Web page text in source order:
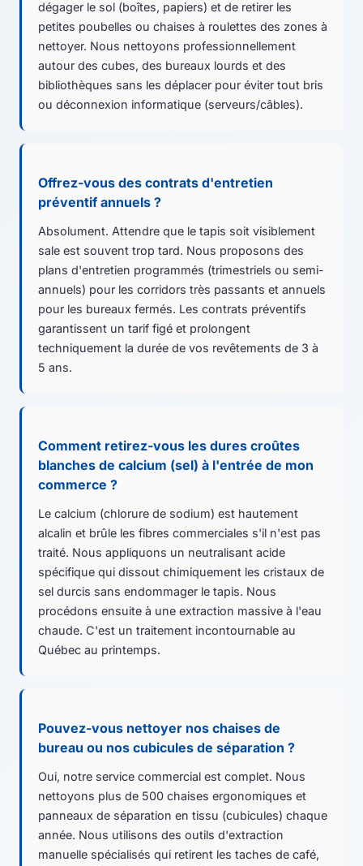
dégager le sol (boîtes, papiers) et de retirer les
petites poubelles ou chaises à roulettes des zones à
nettoyer. Nous nettoyons professionnellement
autour des cubes, des bureaux lourds et des
bibliothèques sans les déplacer pour éviter tout bris
ou déconnexion informatique (serveurs/câbles).
Offrez-vous des contrats d'entretien
préventif annuels ?
Absolument. Attendre que le tapis soit visiblement
sale est souvent trop tard. Nous proposons des
plans d'entretien programmés (trimestriels ou semi-
annuels) pour les corridors très passants et annuels
pour les bureaux fermés. Les contrats préventifs
garantissent un tarif figé et prolongent
techniquement la durée de vos revêtements de 3 à
5 ans.
Comment retirez-vous les dures croûtes
blanches de calcium (sel) à l'entrée de mon
commerce ?
Le calcium (chlorure de sodium) est hautement
alcalin et brûle les fibres commerciales s'il n'est pas
traité. Nous appliquons un neutralisant acide
spécifique qui dissout chimiquement les cristaux de
sel durcis sans endommager le tapis. Nous
procédons ensuite à une extraction massive à l'eau
chaude. C'est un traitement incontournable au
Québec au printemps.
Pouvez-vous nettoyer nos chaises de
bureau ou nos cubicules de séparation ?
Oui, notre service commercial est complet. Nous
nettoyons plus de 500 chaises ergonomiques et
panneaux de séparation en tissu (cubicules) chaque
année. Nous utilisons des outils d'extraction
manuelle spécialisés qui retirent les taches de café,